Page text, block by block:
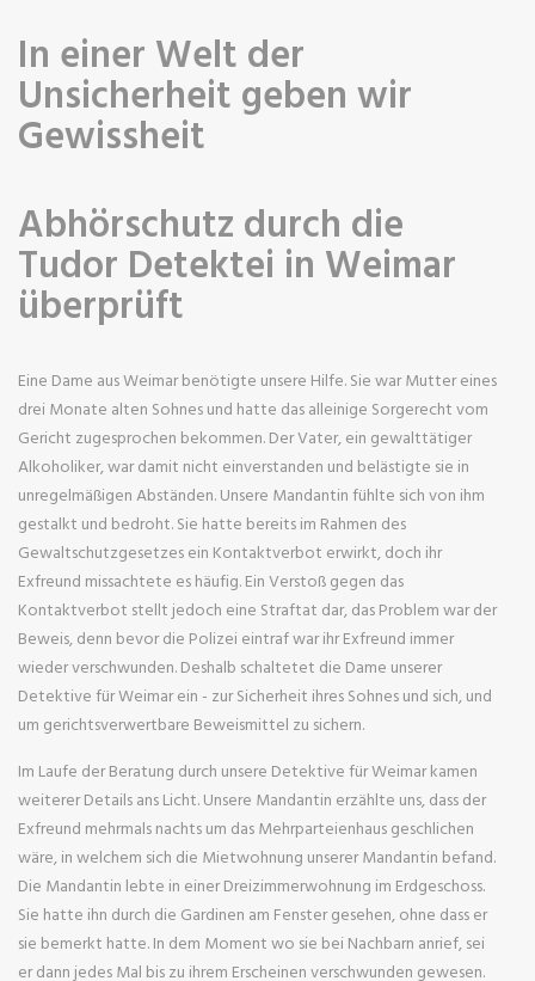
In einer Welt der
Unsicherheit geben wir
Gewissheit
Abhörschutz durch die
Tudor Detektei in Weimar
überprüft
Eine Dame aus Weimar benötigte unsere Hilfe. Sie war Mutter eines
drei Monate alten Sohnes und hatte das alleinige Sorgerecht vom
Gericht zugesprochen bekommen. Der Vater, ein gewalttätiger
Alkoholiker, war damit nicht einverstanden und belästigte sie in
unregelmäßigen Abständen. Unsere Mandantin fühlte sich von ihm
gestalkt und bedroht. Sie hatte bereits im Rahmen des
Gewaltschutzgesetzes ein Kontaktverbot erwirkt, doch ihr
Exfreund missachtete es häufig. Ein Verstoß gegen das
Kontaktverbot stellt jedoch eine Straftat dar, das Problem war der
Beweis, denn bevor die Polizei eintraf war ihr Exfreund immer
wieder verschwunden. Deshalb schaltetet die Dame unserer
Detektive für Weimar ein - zur Sicherheit ihres Sohnes und sich, und
um gerichtsverwertbare Beweismittel zu sichern.
Im Laufe der Beratung durch unsere Detektive für Weimar kamen
weiterer Details ans Licht. Unsere Mandantin erzählte uns, dass der
Exfreund mehrmals nachts um das Mehrparteienhaus geschlichen
wäre, in welchem sich die Mietwohnung unserer Mandantin befand.
Die Mandantin lebte in einer Dreizimmerwohnung im Erdgeschoss.
Sie hatte ihn durch die Gardinen am Fenster gesehen, ohne dass er
sie bemerkt hatte. In dem Moment wo sie bei Nachbarn anrief, sei
er dann jedes Mal bis zu ihrem Erscheinen verschwunden gewesen.